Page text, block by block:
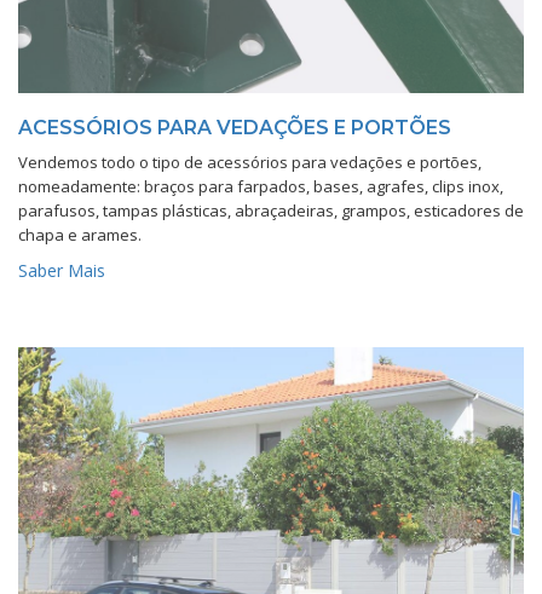
ACESSÓRIOS PARA VEDAÇÕES E PORTÕES
Vendemos todo o tipo de acessórios para vedações e portões,
nomeadamente: braços para farpados, bases, agrafes, clips inox,
parafusos, tampas plásticas, abraçadeiras, grampos, esticadores de
chapa e arames.
Saber Mais